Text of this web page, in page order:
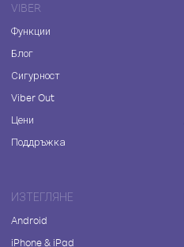
VIBER
Функции
Блог
Сигурност
Viber Out
Цени
Поддръжка
ИЗТЕГЛЯНЕ
Android
iPhone & iPad